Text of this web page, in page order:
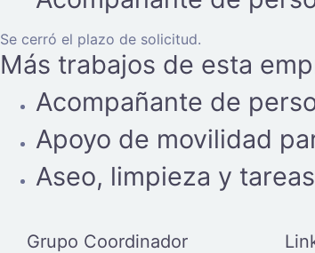
Se cerró el plazo de solicitud.
Más trabajos de esta
Acompañante de
Apoyo de movilidad
Aseo, limpieza y
Grupo Coordinador